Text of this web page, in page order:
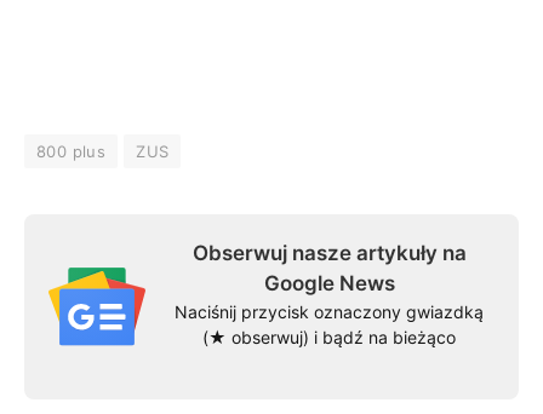
800 plus ZUS
Obserwuj nasze artykuły na
Google News
Naciśnij przycisk oznaczony gwiazdką
(★ obserwuj) i bądź na bieżąco